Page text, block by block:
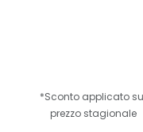
*Sconto applicato
prezzo stagionale